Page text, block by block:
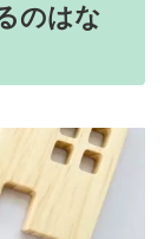
のはな